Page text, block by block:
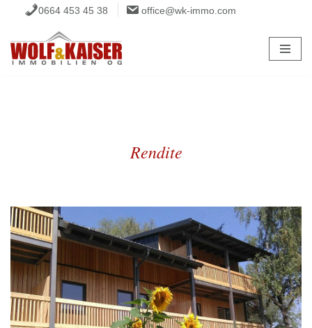
Inhalt
springen
0664 453 45 38 office@wk-immo.com
Rendite